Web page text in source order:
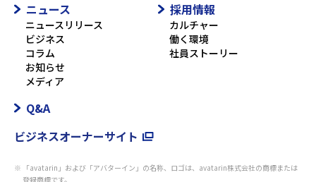
ニュース
ニュースリリース
ビジネス
コラム
お知らせ
メディア
採用情報
カルチャー
働く環境
社員ストーリー
Q&A
ビジネスオーナーサイト
「avatarin」および「アバターイン」の名称、ロゴは、avatarin株式会社の商標または
登録商標です。